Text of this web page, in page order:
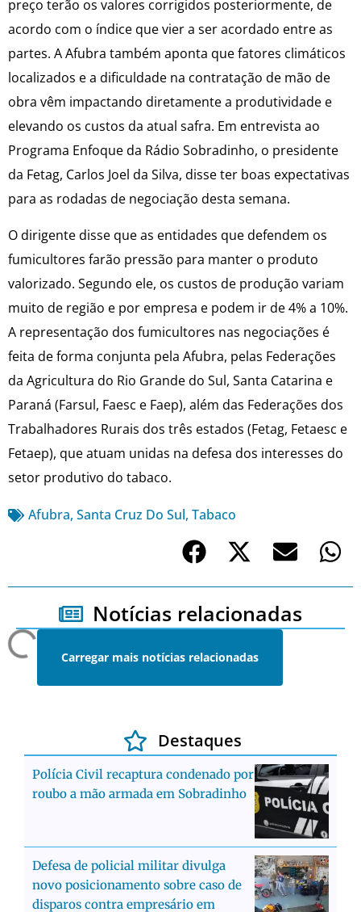
preço terão os valores corrigidos posteriormente, de
acordo com o índice que vier a ser acordado entre as
partes. A Afubra também aponta que fatores climáticos
localizados e a dificuldade na contratação de mão de
obra vêm impactando diretamente a produtividade e
elevando os custos da atual safra. Em entrevista ao
Programa Enfoque da Rádio Sobradinho, o presidente
da Fetag, Carlos Joel da Silva, disse ter boas expectativas
para as rodadas de negociação desta semana.
O dirigente disse que as entidades que defendem os
fumicultores farão pressão para manter o produto
valorizado. Segundo ele, os custos de produção variam
muito de região e por empresa e podem ir de 4% a 10%.
A representação dos fumicultores nas negociações é
feita de forma conjunta pela Afubra, pelas Federações
da Agricultura do Rio Grande do Sul, Santa Catarina e
Paraná (Farsul, Faesc e Faep), além das Federações dos
Trabalhadores Rurais dos três estados (Fetag, Fetaesc e
Fetaep), que atuam unidas na defesa dos interesses do
setor produtivo do tabaco.
Afubra, Santa Cruz Do Sul, Tabaco
Notícias relacionadas
Carregar mais notícias relacionadas
Destaques
Polícia Civil recaptura condenado por
roubo a mão armada em Sobradinho
Defesa de policial militar divulga
novo posicionamento sobre caso de
disparos contra empresário em